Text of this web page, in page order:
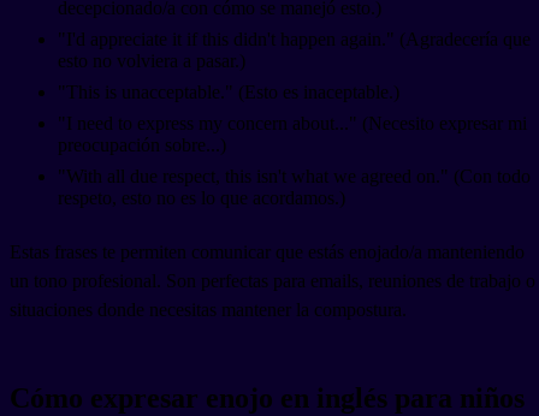
decepcionado/a con cómo se manejó esto.)
"I'd appreciate it if this didn't happen again." (Agradecería que
esto no volviera a pasar.)
"This is unacceptable." (Esto es inaceptable.)
"I need to express my concern about..." (Necesito expresar mi
preocupación sobre...)
"With all due respect, this isn't what we agreed on." (Con todo
respeto, esto no es lo que acordamos.)
Estas frases te permiten comunicar que estás enojado/a manteniendo
un tono profesional. Son perfectas para emails, reuniones de trabajo o
situaciones donde necesitas mantener la compostura.
Cómo expresar enojo en inglés para niños